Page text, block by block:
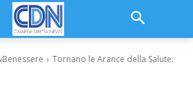
Tornano le Arance della Salute: